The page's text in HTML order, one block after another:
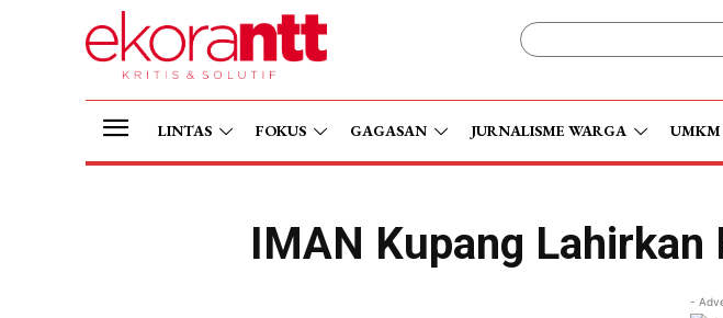
LINTAS FOKUS GAGASAN JURNALISME WARGA UMKM
IMAN Kupang Lahirkan
-